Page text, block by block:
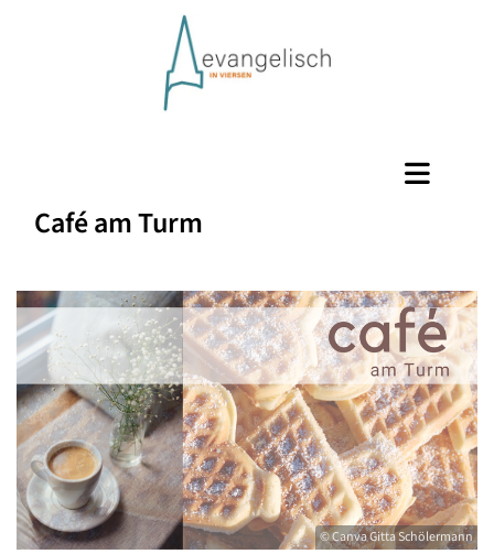
Café am Turm
© Canva Gitta Schölermann